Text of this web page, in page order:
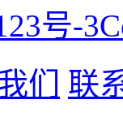
号-3
们 联